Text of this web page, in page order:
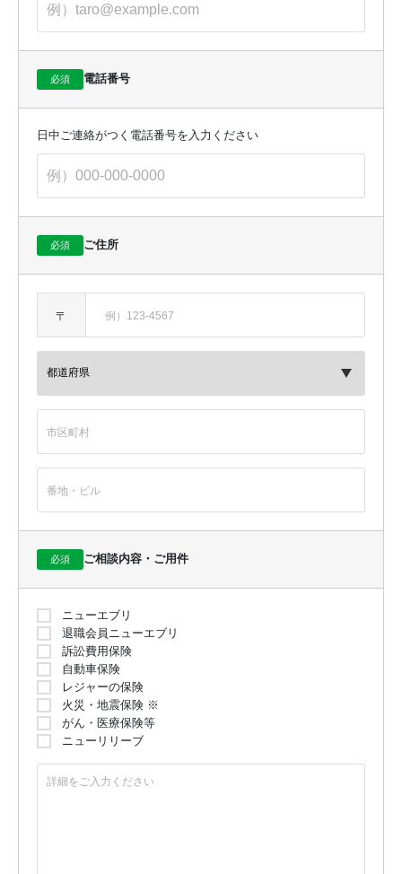
3. 個人データの安全管理措置
人情報を含みます。）の漏えい、滅失またはき損の防止その他
じるとともに、利用目的の達成に必要とされる正確性・最新性
を確保するために適切な措置を講じてまいります。
当社は、個人データの安全管理措置に関する社内規程を別途定
（基本方針の策定）当社の個人情報取扱規程に基づき、本書に
おいて、当社の名称、安全管理措置に関する質問および苦情処
理の窓口、個人データの安全管理に関する宣言、基本方針の継
続的改善の宣言、関係法令遵守の宣言、等についての基本方針
を策定
規程において、個人データの取得、利用、保存等を行う場合の
基本的な取扱方法を整備
（人的安全管理措置）従業者との「非開示契約」の締結、就業
規則等の整備、従業者への周知徹底および研修、等を実施
体等の施錠保管、個人情報廃棄時の裁断・焼却・溶解・消去、
データ管理者の承諾なく個人情報を持ち運ぶことの禁止、持ち
運ぶ場合の件数制限、等の措置を実施
（技術的安全管理措置）不正アクセスを防止するための強固な
パスワードの使用、IDの共有禁止、暗号化設定可能な機器の使
人データを適正に取り扱っている者を選定し、委託先における
安全管理措置の実施を確保するため、外部委託に係る取扱規程
を整備し、定期的な見直しを実施
（外的環境の把握）個人データを取り扱う国における個人情報
の保護に関する制度を把握した上で安全管理措置を実施
4. 個人データの第三者への提供および第三者
からの取得について
必須 電話番号
日中ご連絡がつく電話番号を入力ください
必須 ご住所
〒
必須 ご相談内容・ご用件
ニューエブリ
退職会員ニューエブリ
訴訟費用保険
自動車保険
レジャーの保険
火災・地震保険 ※
がん・医療保険等
ニューリリーブ